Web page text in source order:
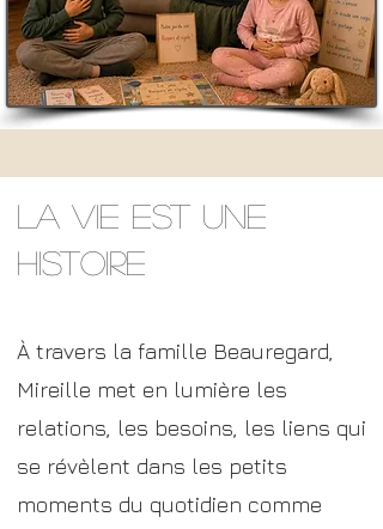
La vie est une
histoire
À travers la famille Beauregard,
Mireille met en lumière les
relations, les besoins, les liens qui
se révèlent dans les petits
moments du quotidien comme